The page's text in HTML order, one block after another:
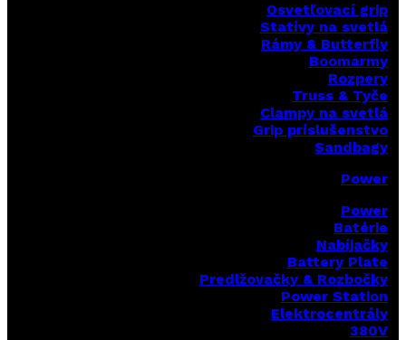
Osvetľovací grip
Statívy na svetlá
Rámy & Butterfly
Boomarmy
Rozpery
Truss & Tyče
Clampy na svetlá
Grip príslušenstvo
Sandbagy
Power
Power
Batérie
Nabíjačky
Battery Plate
Predlžovačky & Rozbočky
Power Station
Elektrocentrály
380V